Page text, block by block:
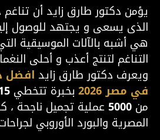
يؤمن دكتور طارق زايد أن
الذى يسعى و يجتهد للوصول
هي أشبه بالآلات الموسيقية
التناغم لتنتج أعذب و أحلى
ويعرف دكتور طارق زايد افضل
في مصر 2026 بخبرة تتخطي
من 5000 عملية تجميل ناجحة ،
المصرية والبورد الأوروبي